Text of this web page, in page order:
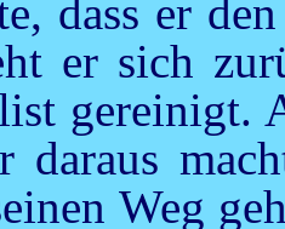
dass er
er sich
gereinigt.
daraus
Weg